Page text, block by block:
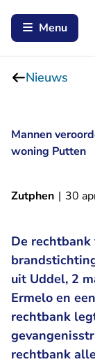
Menu
Nieuws
Mannen
woning Putten
Zutphen | 30
De
uit Uddel, 2
Ermelo en
rechtbank
rechtbank